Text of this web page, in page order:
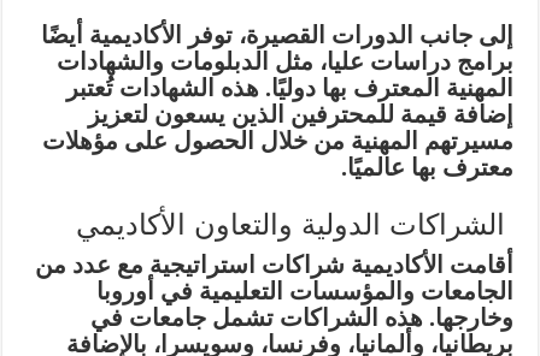
إلى جانب الدورات القصيرة، توفر الأكاديمية أيضًا
برامج دراسات عليا، مثل الدبلومات والشهادات
المهنية المعترف بها دوليًا. هذه الشهادات تُعتبر
إضافة قيمة للمحترفين الذين يسعون لتعزيز
مسيرتهم المهنية من خلال الحصول على مؤهلات
معترف بها عالميًا.
الشراكات الدولية والتعاون الأكاديمي
أقامت الأكاديمية شراكات استراتيجية مع عدد من
الجامعات والمؤسسات التعليمية في أوروبا
وخارجها. هذه الشراكات تشمل جامعات في
بريطانيا، وألمانيا، وفرنسا، وسويسرا، بالإضافة